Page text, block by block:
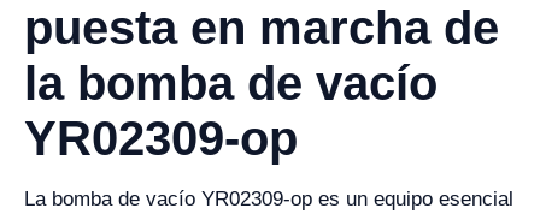
puesta en marcha de
la bomba de vacío
YR02309-op
La bomba de vacío YR02309-op es un equipo esencial